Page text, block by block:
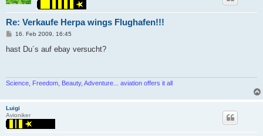
Re: Verkaufe Herpa wings Flughafen!!!
P
s
16. Feb 2009, 16:45
hast Du´s auf ebay versucht?
Science, Freedom, Beauty, Adventure... aviation offers it all
Luigi
Avioniker